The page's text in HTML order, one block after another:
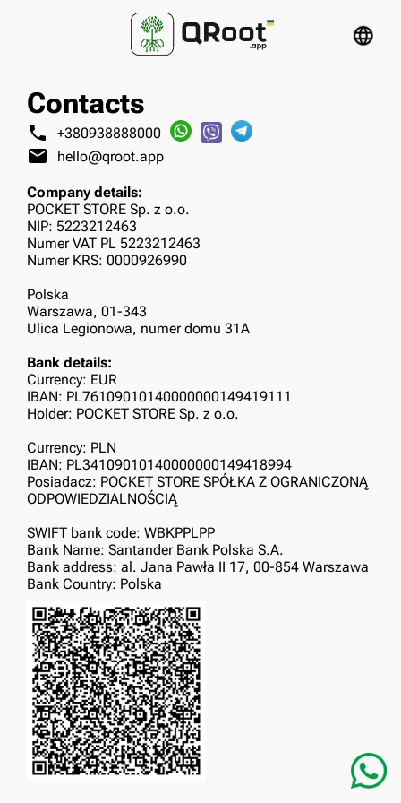
language
Contacts
phone +380938888000
mail hello@qroot.app
Company details:
POCKET STORE Sp. z o.o.
NIP: 5223212463
Numer VAT PL 5223212463
Numer KRS: 0000926990
Polska
Warszawa, 01-343
Ulica Legionowa, numer domu 31A
Bank details:
Currency: EUR
IBAN: PL76109010140000000149419111
Holder: POCKET STORE Sp. z o.o.
Currency: PLN
IBAN: PL34109010140000000149418994
Posiadacz: POCKET STORE SPÓŁKA Z OGRANICZONĄ
ODPOWIEDZIALNOŚCIĄ
SWIFT bank code: WBKPPLPP
Bank Name: Santander Bank Polska S.A.
Bank address: al. Jana Pawła II 17, 00-854 Warszawa
Bank Country: Polska